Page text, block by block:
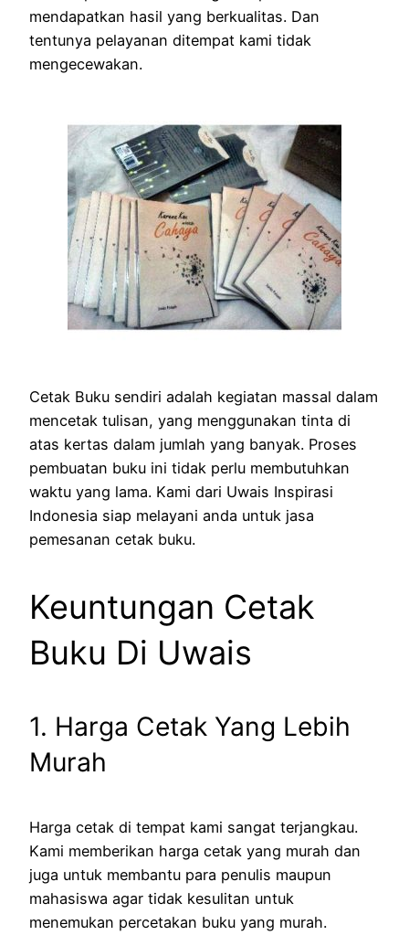
mendapatkan hasil yang berkualitas. Dan
tentunya pelayanan ditempat kami tidak
mengecewakan.
Cetak Buku sendiri adalah kegiatan massal dalam
mencetak tulisan, yang menggunakan tinta di
atas kertas dalam jumlah yang banyak. Proses
pembuatan buku ini tidak perlu membutuhkan
waktu yang lama. Kami dari Uwais Inspirasi
Indonesia siap melayani anda untuk jasa
pemesanan cetak buku.
Keuntungan Cetak
Buku Di Uwais
1. Harga Cetak Yang Lebih
Murah
Harga cetak di tempat kami sangat terjangkau.
Kami memberikan harga cetak yang murah dan
juga untuk membantu para penulis maupun
mahasiswa agar tidak kesulitan untuk
menemukan percetakan buku yang murah.